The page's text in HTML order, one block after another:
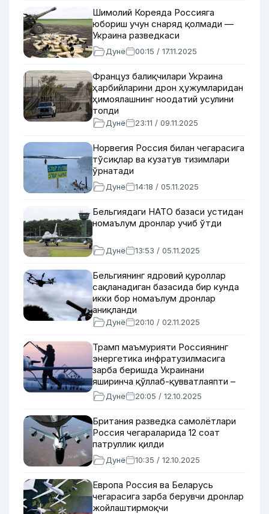
Шимолий Кореяда Россияга
юбориш учун снаряд қолмади —
Украина разведкаси
Дунё 00:15 / 17.11.2025
Француз балиқчилари Украина
ҳарбийларини дрон ҳужумларидан
ҳимоялашнинг ноодатий усулини
топди
Дунё 23:11 / 09.11.2025
Норвегия Россия билан чегарасига
тўсиқлар ва кузатув тизимлари
ўрнатади
Дунё 14:18 / 05.11.2025
Бельгиядаги НАТО базаси устидан
номаълум дронлар учиб ўтди
Дунё 13:53 / 05.11.2025
Бельгиянинг ядровий қуроллар
сақланадиган базасида бир кунда
икки бор номаълум дронлар
аниқланди
Дунё 20:10 / 02.11.2025
Трамп маъмурияти Россиянинг
энергетика инфратузилмасига
зарба беришда Украинани
яширинча қўллаб-қувватлаяпти –
Financial Times
Дунё 20:05 / 12.10.2025
Британия разведка самолётлари
Россия чегараларида 12 соат
патруллик қилди
Дунё 10:35 / 12.10.2025
Европа Россия ва Беларусь
чегарасига зарба берувчи дронлар
жойлаштирмоқчи